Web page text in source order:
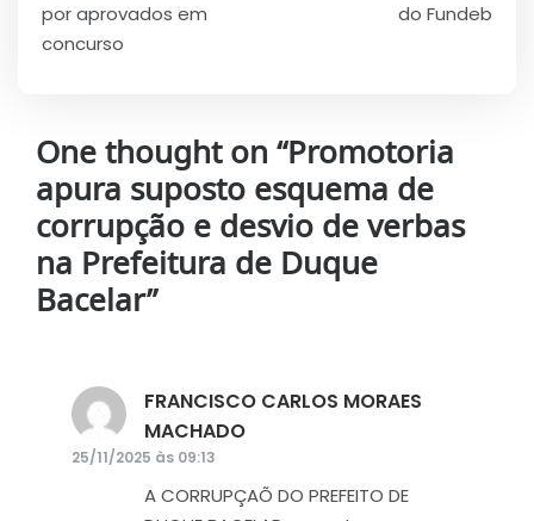
por aprovados em
concurso
do Fundeb
One thought on “Promotoria
apura suposto esquema de
corrupção e desvio de verbas
na Prefeitura de Duque
Bacelar”
FRANCISCO CARLOS MORAES
MACHADO
25/11/2025 às 09:13
A CORRUPÇAÕ DO PREFEITO DE